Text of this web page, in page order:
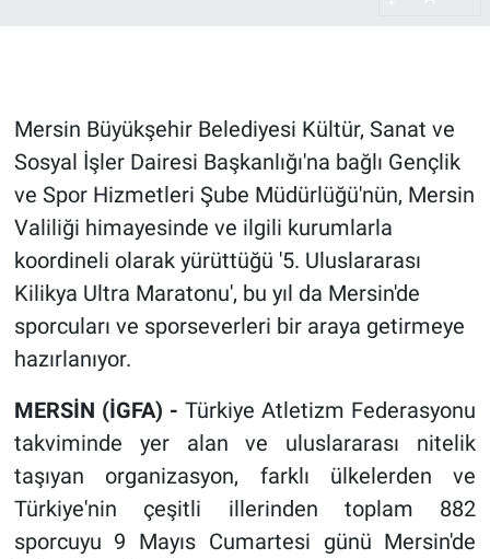
Mersin Büyükşehir Belediyesi Kültür, Sanat ve
Sosyal İşler Dairesi Başkanlığı'na bağlı Gençlik
ve Spor Hizmetleri Şube Müdürlüğü'nün, Mersin
Valiliği himayesinde ve ilgili kurumlarla
koordineli olarak yürüttüğü '5. Uluslararası
Kilikya Ultra Maratonu', bu yıl da Mersin'de
sporcuları ve sporseverleri bir araya getirmeye
hazırlanıyor.
MERSİN (İGFA) -Türkiye Atletizm Federasyonu
takviminde yer alan ve uluslararası nitelik
taşıyan organizasyon, farklı ülkelerden ve
Türkiye'nin çeşitli illerinden toplam 882
sporcuyu 9 Mayıs Cumartesi günü Mersin'de